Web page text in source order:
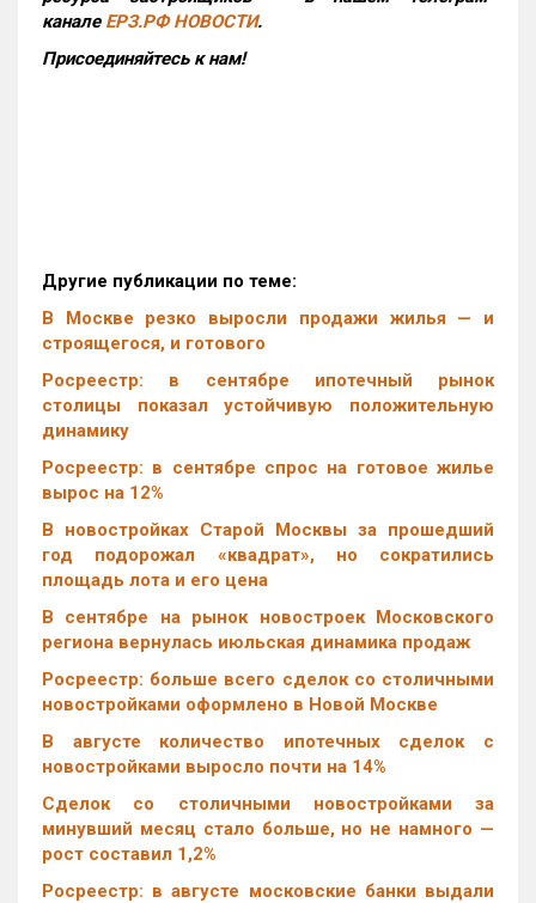
канале ЕРЗ.РФ НОВОСТИ.
Присоединяйтесь к нам!
Другие публикации по теме:
В Москве резко выросли продажи жилья — и
строящегося, и готового
Росреестр: в сентябре ипотечный рынок
столицы показал устойчивую положительную
динамику
Росреестр: в сентябре спрос на готовое жилье
вырос на 12%
В новостройках Старой Москвы за прошедший
год подорожал «квадрат», но сократились
площадь лота и его цена
В сентябре на рынок новостроек Московского
региона вернулась июльская динамика продаж
Росреестр: больше всего сделок со столичными
новостройками оформлено в Новой Москве
В августе количество ипотечных сделок с
новостройками выросло почти на 14%
Cделок со столичными новостройками за
минувший месяц стало больше, но не намного —
рост составил 1,2%
Росреестр: в августе московские банки выдали